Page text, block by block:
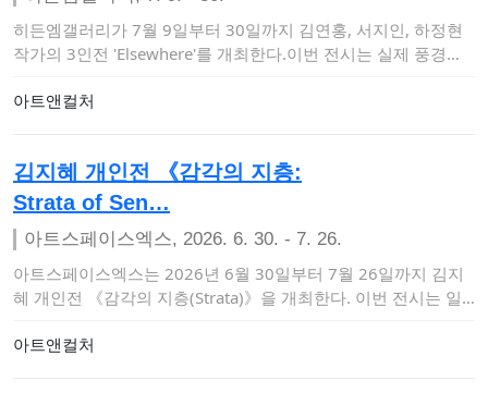
히든엠갤러리가 7월 9일부터 30일까지 김연홍, 서지인, 하정현
작가의 3인전 'Elsewhere'를 개최한다.이번 전시는 실제 풍경의
아트앤컬처
김지혜 개인전 《감각의 지층:
Strata of Sen…
아트스페이스엑스, 2026. 6. 30. - 7. 26.
아트스페이스엑스는 2026년 6월 30일부터 7월 26일까지 김지
혜 개인전 《감각의 지층(Strata)》을 개최한다. 이번 전시는 일
아트앤컬처